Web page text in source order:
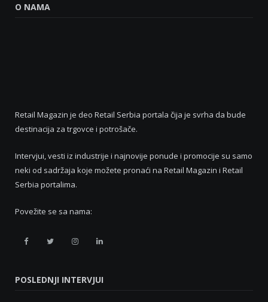
O NAMA
Retail Magazin je deo Retail Serbia portala čija je svrha da bude
destinacija za trgovce i potrošače.
Intervjui, vesti iz industrije i najnovije ponude i promocije su samo
neki od sadržaja koje možete pronaći na Retail Magazin i Retail
Serbia portalima.
Povežite se sa nama:
Retail
Facebook
Retail
Twitter
Retail
Instagram
Retail
Linkedin
POSLEDNJI INTERVJUI